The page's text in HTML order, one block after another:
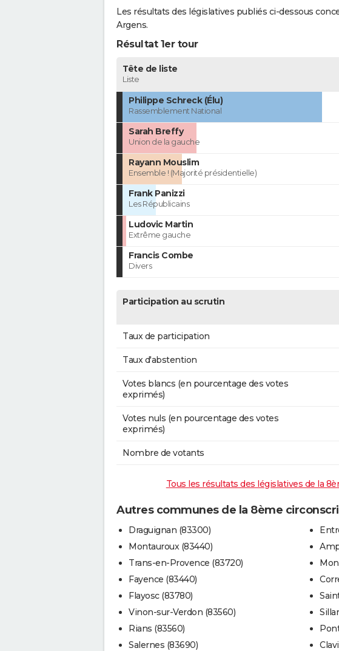
Les résultats des législatives publiés ci-dessous
Argens.
Résultat 1er tour
Tête de liste
Liste
Philippe Schreck (Élu)
Rassemblement National
Sarah Breffy
Union de la gauche
Rayann Mouslim
Ensemble ! (Majorité présidentielle)
Frank Panizzi
Les Républicains
Ludovic Martin
Extrême gauche
Francis Combe
Divers
Participation au scrutin
Taux de participation
Taux d'abstention
Votes blancs (en pourcentage des votes
exprimés)
Votes nuls (en pourcentage des votes
exprimés)
Nombre de votants
Tous les résultats des législatives de la
Autres communes de la 8ème
Draguignan (83300)
Montauroux (83440)
Trans-en-Provence (83720)
Fayence (83440)
Flayosc (83780)
Vinon-sur-Verdon (83560)
Rians (83560)
Salernes (83690)